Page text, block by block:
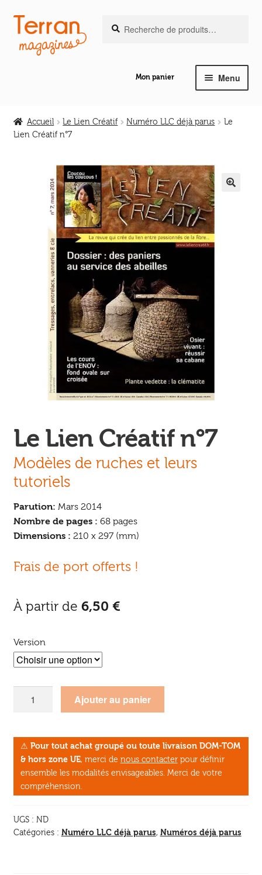
Aller
la
Aller
au
contenu
pour :
Mon panier Menu
le
enfant
Les ouvrages
Ouvrir
Les outils
Jeux & DVD
Accueil Le Lien Créatif Numéro LLC déjà parus
Le
Lien Créatif n°7
Le Lien Créatif n°7
Modèles de ruches et leurs
tutoriels
Parution: Mars 2014
Nombre de pages : 68 pages
Dimensions : 210 x 297 (mm)
Frais de port offerts !
À partir de 6,50 €
Version
Lien
Créatif
Ajouter au panier
⚠ Pour tout achat groupé ou toute livraison DOM-TOM
& hors zone UE, merci de nous contacterpour définir
ensemble les modalités envisageables. Merci de votre
compréhension.
UGS : ND
Catégories : Numéro LLC déjà parus, Numéros déjà parus